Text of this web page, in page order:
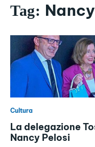
Tag:
Cultura
La delegazione
Nancy Pelosi